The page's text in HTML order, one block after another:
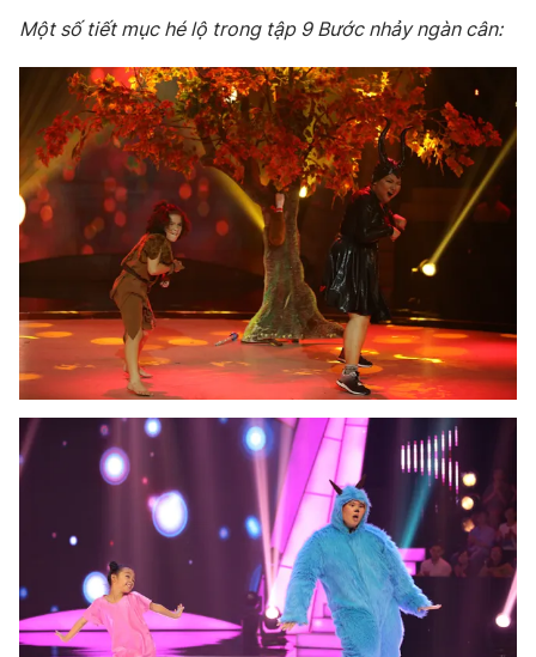
Một số tiết mục hé lộ trong tập 9 Bước nhảy ngàn cân: